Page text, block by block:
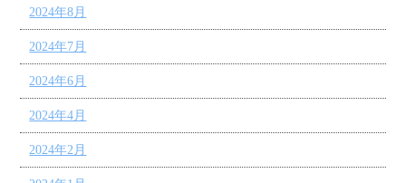
2024年8月
2024年7月
2024年6月
2024年4月
2024年2月